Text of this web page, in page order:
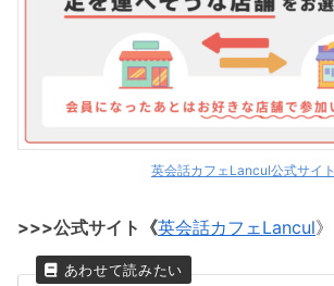
英会話カフェLancul公式サイト
>>>公式サイト《英会話カフェLancul》